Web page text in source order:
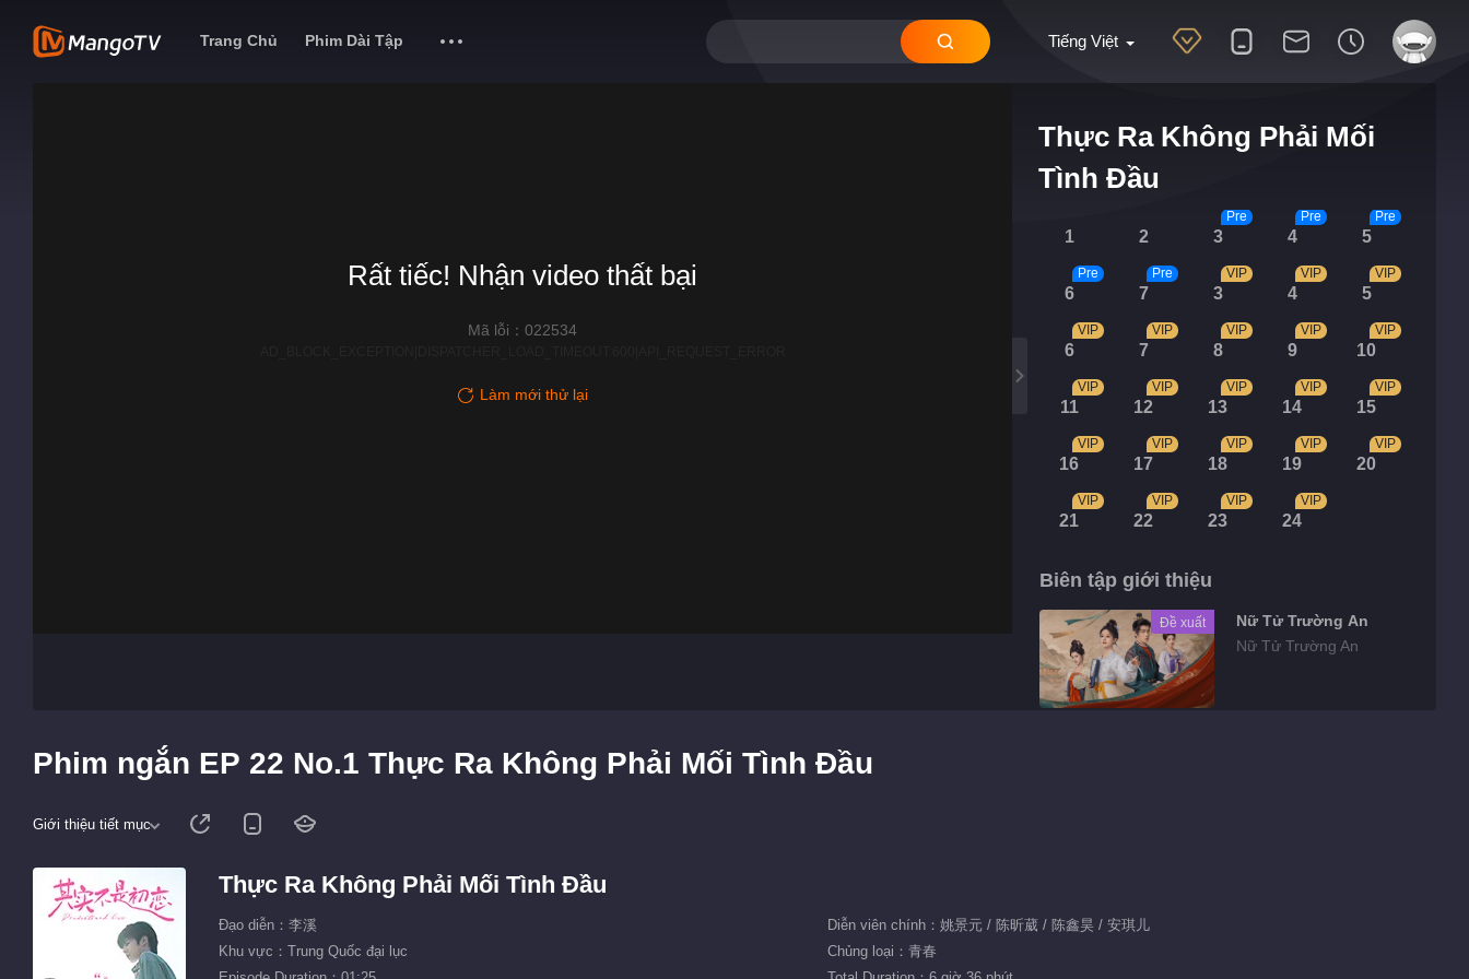
Tiếng Việt
Trang Chủ Phim Dài Tập
Thực Ra Không Phải Mối
Tình Đầu
1 2 3
Pre
4
Pre
5
Pre
6
Pre
7
Pre
3
VIP
4
VIP
5
VIP
6
VIP
7
VIP
8
VIP
9
VIP
10
VIP
11
VIP
12
VIP
13
VIP
14
VIP
15
VIP
16
VIP
17
VIP
18
VIP
19
VIP
20
VIP
21
VIP
22
VIP
23
VIP
24
VIP
Biên tập giới thiệu
Đề xuất
Nữ Tử Trường An
Nữ Tử Trường An
Rất tiếc! Nhận video thất bại
Mã lỗi：022534
Làm mới thử lại
Phim ngắn EP 22 No.1 Thực Ra Không Phải Mối Tình Đầu
Giới thiệu tiết mục
Thực Ra Không Phải Mối Tình Đầu
Đạo diễn：李溪
Diễn viên chính：姚景元 / 陈昕葳 / 陈鑫昊 / 安琪儿
Khu vực：Trung Quốc đại lục
Chủng loại：青春